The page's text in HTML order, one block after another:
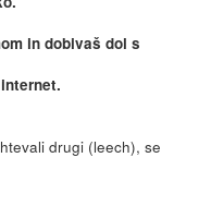
in dobivaš dol s
drugi (leech), se